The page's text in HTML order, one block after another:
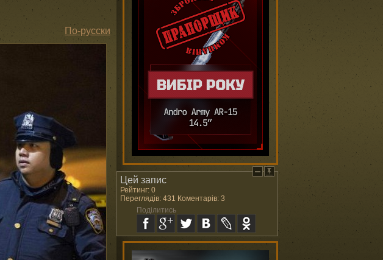
По-русски
Цей запис
Рейтинг: 0
Переглядів: 431 Коментарів: 3
Поділитись